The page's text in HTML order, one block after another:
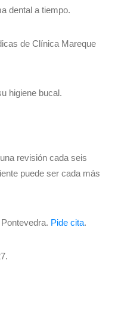
dental a tiempo.
de Clínica Mareque
higiene bucal.
revisión cada seis
puede ser cada más
Pide cita.